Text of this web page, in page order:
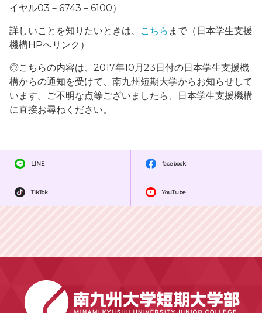
イヤル03－6743－6100）
詳しいことを知りたいときは、 こちら まで（日本学生支援
機構HPへリンク）
◎こちらの内容は、2017年10月23日付の日本学生支援機
構からの通知を受けて、南九州短期大学からお知らせして
います。ご不明な点等ございましたら、日本学生支援機構
に直接お尋ねください。
LINE facebook
TikTok YouTube